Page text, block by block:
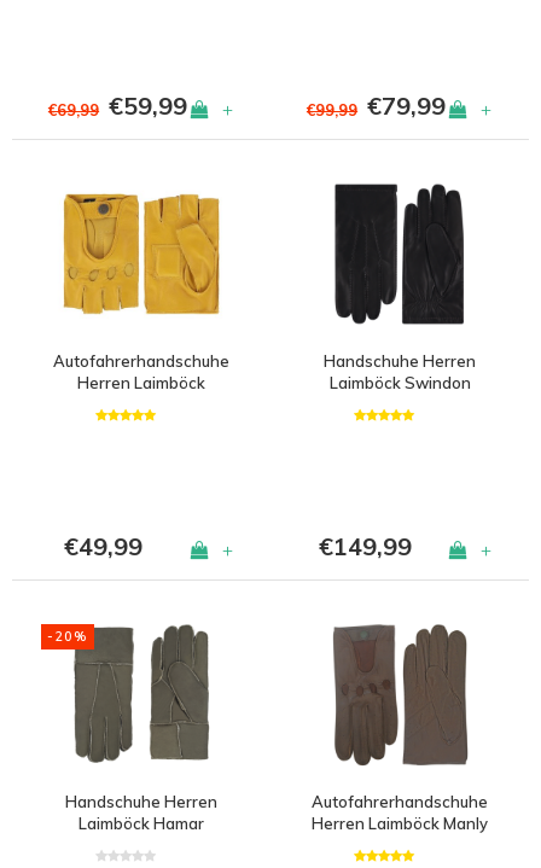
€69,99 €59,99 + €99,99 €79,99 +
Autofahrerhandschuhe
Herren Laimböck
€49,99 +
Handschuhe Herren
Laimböck Swindon
€149,99 +
-20%
Handschuhe Herren
Laimböck Hamar
Autofahrerhandschuhe
Herren Laimböck Manly